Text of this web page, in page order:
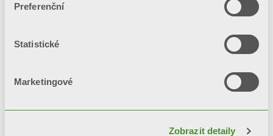
Preferenční
Statistické
Marketingové
Zobrazit detaily